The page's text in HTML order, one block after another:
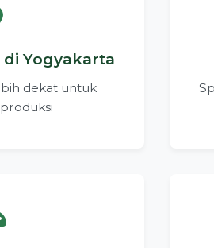
Yogyakarta
dekat untuk